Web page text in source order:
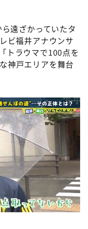
でやねん！？」
する？～
タ
遠ざかっていたタ
ビ福井アナウンサ
トラウマで100点を
神戸エリアを舞台